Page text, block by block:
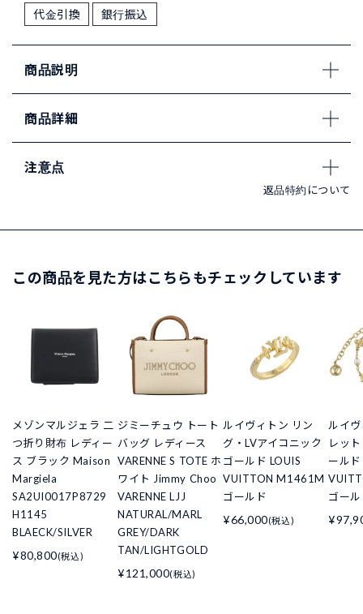
代金引換 銀行振込
商品説明
商品詳細
注意点
返品特約について
この商品を見た方はこちらもチェックしています
メゾンマルジェラ 二
つ折り財布 レディー
ス ブラック Maison
Margiela
SA2UI0017P8729
H1145
BLAECK/SILVER
¥80,800(税込)
ジミーチュウ トート
バッグ レディース
VARENNE S TOTE ホ
ワイト Jimmy Choo
VARENNE LJJ
NATURAL/MARL
GREY/DARK
TAN/LIGHTGOLD
¥121,000(税込)
ルイヴィトン リン
グ・LVアイコニック
ゴールド LOUIS
VUITTON M1461M
ゴールド
¥66,000(税込)
ルイ
レッ
ール
ゴー